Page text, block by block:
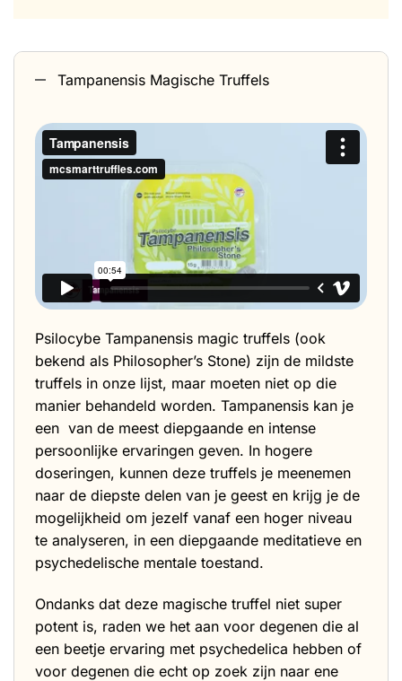
Tampanensis Magische Truffels
Psilocybe Tampanensis magic truffels (ook
bekend als Philosopher’s Stone) zijn de mildste
truffels in onze lijst, maar moeten niet op die
manier behandeld worden. Tampanensis kan je
een van de meest diepgaande en intense
persoonlijke ervaringen geven. In hogere
doseringen, kunnen deze truffels je meenemen
naar de diepste delen van je geest en krijg je de
mogelijkheid om jezelf vanaf een hoger niveau
te analyseren, in een diepgaande meditatieve en
psychedelische mentale toestand.
Ondanks dat deze magische truffel niet super
potent is, raden we het aan voor degenen die al
een beetje ervaring met psychedelica hebben of
voor degenen die echt op zoek zijn naar ene